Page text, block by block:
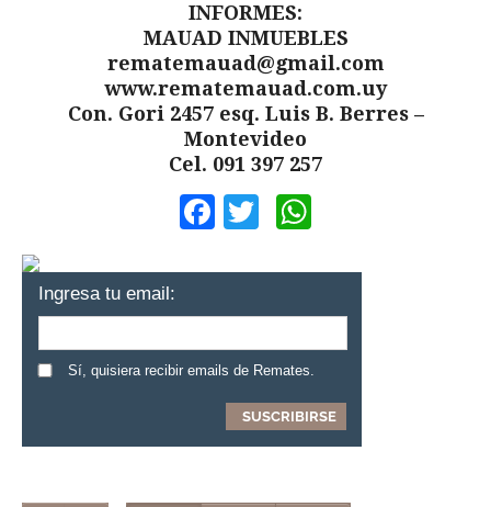
INFORMES:
MAUAD INMUEBLES
rematemauad@gmail.com
www.rematemauad.com.uy
Con. Gori 2457 esq. Luis B. Berres –
Montevideo
Cel. 091 397 257
Facebook
Twitter
Ingresa tu email:
Sí, quisiera recibir emails de Remates.